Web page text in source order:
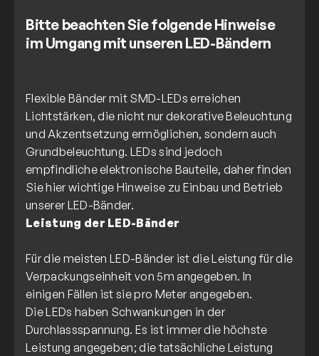
Bitte beachten Sie folgende Hinweise
im Umgang mit unseren LED-Bändern
Flexible Bänder mit SMD-LEDs erreichen
Lichtstärken, die nicht nur dekorative Beleuchtung
und Akzentsetzung ermöglichen, sondern auch
Grundbeleuchtung. LEDs sind jedoch
empfindliche elektronische Bauteile, daher finden
Sie hier wichtige Hinweise zu Einbau und Betrieb
Leistung der LED-Bänder
Für die meisten LED-Bänder ist die Leistung für die
Verpackungseinheit von 5m angegeben. In
einigen Fällen ist sie pro Meter angegeben.
Die LEDs haben Schwankungen in der
Durchlassspannung. Es ist immer die höchste
Leistung angegeben; die tatsächliche Leistung